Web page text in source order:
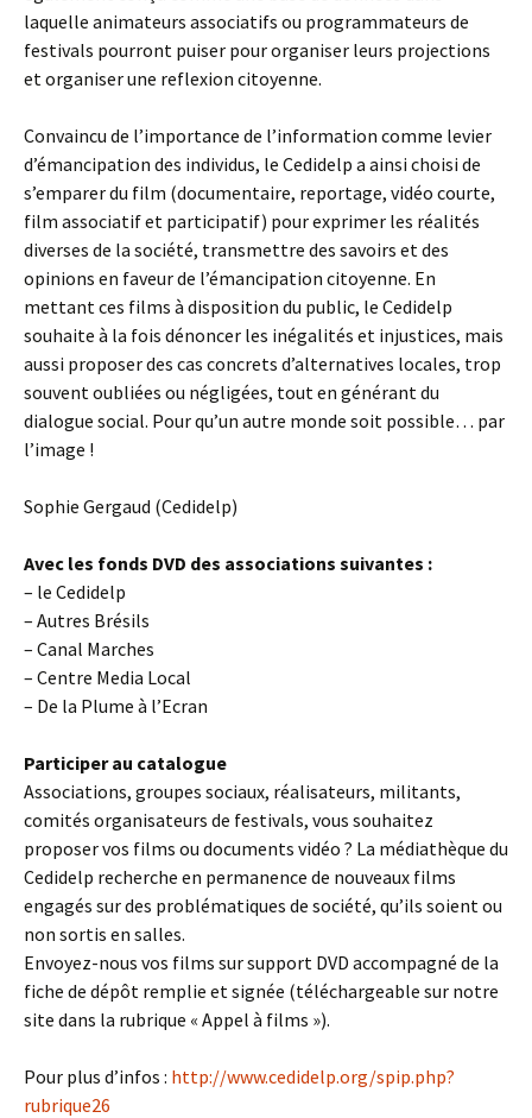
laquelle animateurs associatifs ou programmateurs de
festivals pourront puiser pour organiser leurs projections
et organiser une reflexion citoyenne.
Convaincu de l’importance de l’information comme levier
d’émancipation des individus, le Cedidelp a ainsi choisi de
s’emparer du film (documentaire, reportage, vidéo courte,
film associatif et participatif) pour exprimer les réalités
diverses de la société, transmettre des savoirs et des
opinions en faveur de l’émancipation citoyenne. En
mettant ces films à disposition du public, le Cedidelp
souhaite à la fois dénoncer les inégalités et injustices, mais
aussi proposer des cas concrets d’alternatives locales, trop
souvent oubliées ou négligées, tout en générant du
dialogue social. Pour qu’un autre monde soit possible… par
l’image !
Sophie Gergaud (Cedidelp)
Avec les fonds DVD des associations suivantes :
– le Cedidelp
– Autres Brésils
– Canal Marches
– Centre Media Local
– De la Plume à l’Ecran
Participer au catalogue
Associations, groupes sociaux, réalisateurs, militants,
comités organisateurs de festivals, vous souhaitez
proposer vos films ou documents vidéo ? La médiathèque du
Cedidelp recherche en permanence de nouveaux films
engagés sur des problématiques de société, qu’ils soient ou
non sortis en salles.
Envoyez-nous vos films sur support DVD accompagné de la
fiche de dépôt remplie et signée (téléchargeable sur notre
site dans la rubrique « Appel à films »).
Pour plus d’infos : http://www.cedidelp.org/spip.php?
rubrique26